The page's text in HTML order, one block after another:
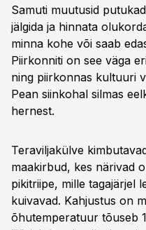
Samuti muutusid
jälgida ja hinnata
minna kohe või saab
Piirkonniti on see väga
ning piirkonnas kultuuri
Pean siinkohal silmas
hernest.
Teraviljakülve
maakirbud, kes närivad
pikitriipe, mille tagajärjel
kuivavad. Kahjustus on
õhutemperatuur tõuseb